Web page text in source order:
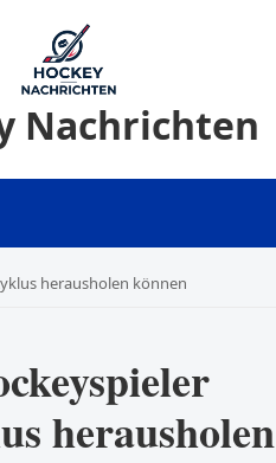
Nachrichten
herausholen können
herausholen